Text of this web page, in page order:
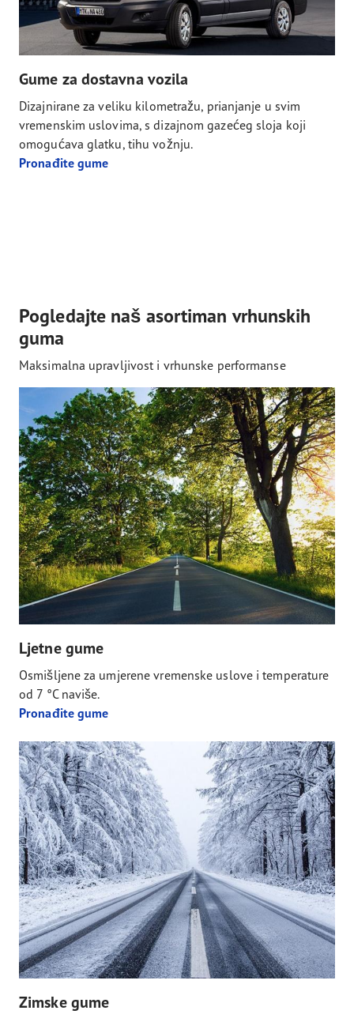
Gume za dostavna vozila
Dizajnirane za veliku kilometražu, prianjanje u svim
vremenskim uslovima, s dizajnom gazećeg sloja koji
omogućava glatku, tihu vožnju.
Pronađite gume
Pogledajte naš asortiman vrhunskih
guma
Maksimalna upravljivost i vrhunske performanse
Ljetne gume
Osmišljene za umjerene vremenske uslove i temperature
od 7 °C naviše.
Pronađite gume
Zimske gume